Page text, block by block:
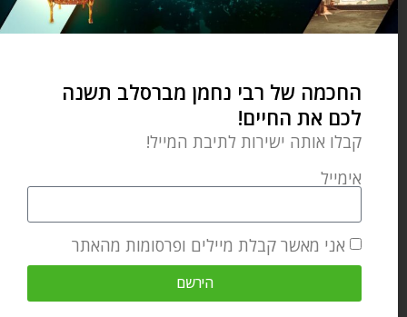
מאמר הבא
אתגר השורשים – פרשת השבוע כי תבוא
מאמר קודם
מה עברתי בחיים שלי – פרשת השבוע כי תבוא
מאמרים קשורים
החכמה של רבי נחמן מברסלב תשנה
לכם את החיים!
קבלו אותה ישירות לתיבת המייל!
אימייל
אני מאשר קבלת מיילים ופרסומות מהאתר
הירשם